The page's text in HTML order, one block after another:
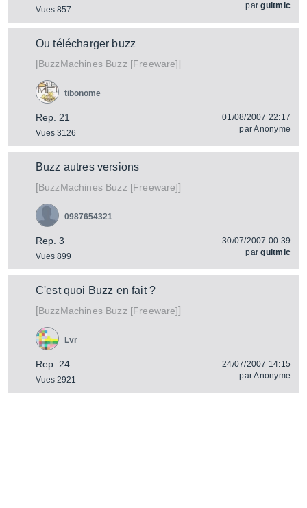
Vues 857
parguitmic
Ou télécharger buzz
[BuzzMachinesBuzz [Freeware]]
Rep. 21
Vues 3126
tibonome
01/08/2007 22:17
parAnonyme
Buzz autres versions
[BuzzMachinesBuzz [Freeware]]
Rep. 3
Vues 899
0987654321
30/07/2007 00:39
parguitmic
C'est quoi Buzz en fait ?
[BuzzMachinesBuzz [Freeware]]
Rep. 24
Vues 2921
Lvr
24/07/2007 14:15
parAnonyme